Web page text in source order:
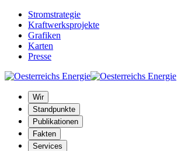
Stromstrategie
Kraftwerksprojekte
Grafiken
Karten
Presse
Wir
Standpunkte
Publikationen
Fakten
Services